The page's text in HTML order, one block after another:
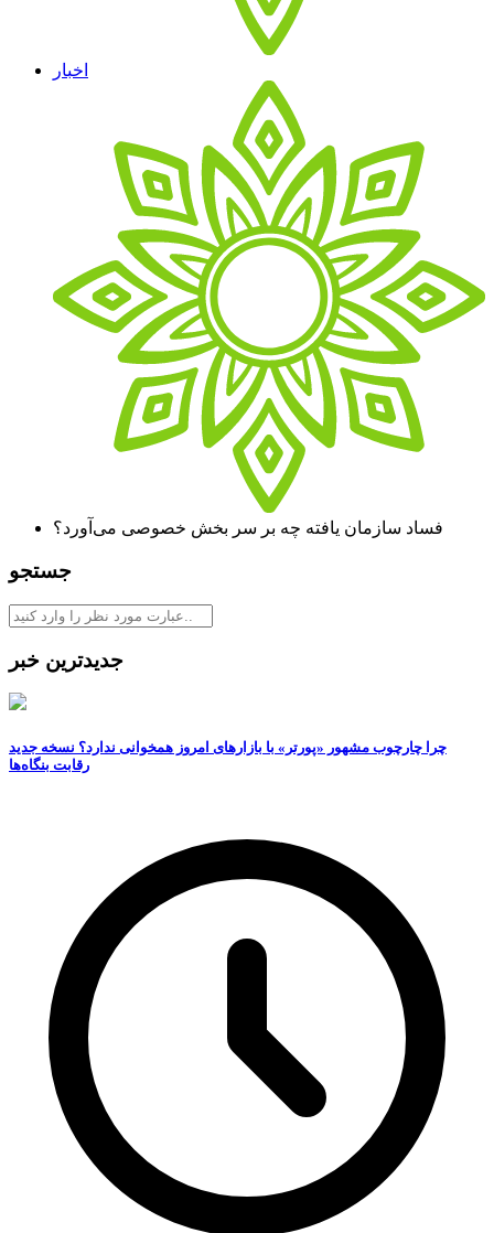
اخبار
فساد سازمان یافته چه بر سر بخش خصوصی می‌آورد؟
جستجو
جدیدترین خبر
چرا چارچوب مشهور «پورتر» با بازارهای امروز همخوانی ندارد؟ نسخه جدید
رقابت‌ بنگاه‌ها